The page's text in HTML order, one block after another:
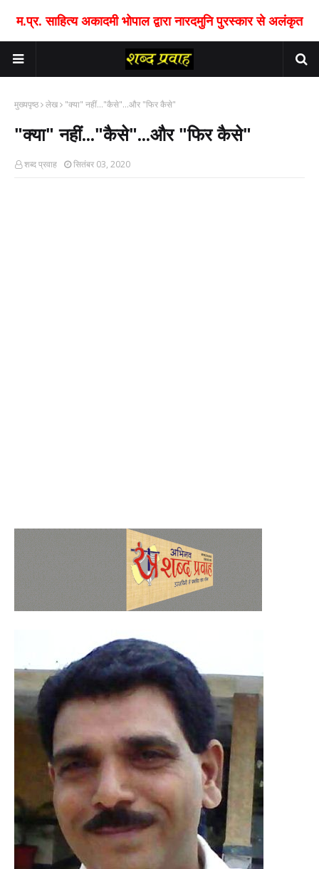
म.प्र. साहित्य अकादमी भोपाल द्वारा नारदमुनि पुरस्कार से अलंकृत
मुख्यपृष्ठ लेख "क्या" नहीं..."कैसे"...और "फिर कैसे"
"क्या" नहीं..."कैसे"...और "फिर कैसे"
शब्द प्रवाह सितंबर 03, 2020